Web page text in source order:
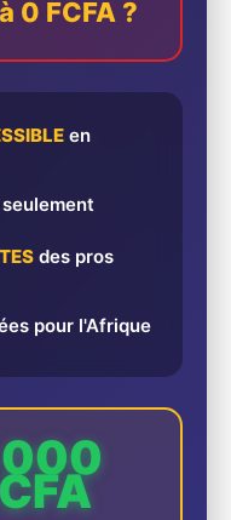
0 FCFA ?
en
seulement
des pros
pour l'Afrique